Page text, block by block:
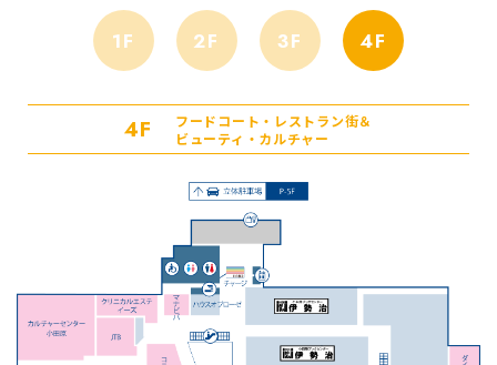
1F 2F 3F 4F
4F
フードコート・レストラン街＆
ビューティ・カルチャー